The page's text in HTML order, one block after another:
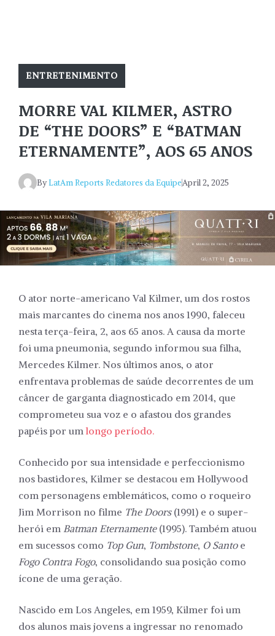
ENTRETENIMENTO
MORRE VAL KILMER, ASTRO
DE “THE DOORS” E “BATMAN
ETERNAMENTE”, AOS 65 ANOS
ByLatAm Reports Redatores da EquipeApril 2, 2025
O ator norte-americano Val Kilmer, um dos rostos
mais marcantes do cinema nos anos 1990, faleceu
nesta terça-feira, 2, aos 65 anos. A causa da morte
foi uma pneumonia, segundo informou sua filha,
Mercedes Kilmer. Nos últimos anos, o ator
enfrentava problemas de saúde decorrentes de um
câncer de garganta diagnosticado em 2014, que
comprometeu sua voz e o afastou dos grandes
papéis por um longo período.
Conhecido por sua intensidade e perfeccionismo
nos bastidores, Kilmer se destacou em Hollywood
com personagens emblemáticos, como o roqueiro
Jim Morrison no filme The Doors(1991) e o super-
herói em Batman Eternamente(1995). Também atuou
em sucessos como Top Gun, Tombstone, O Santoe
Fogo Contra Fogo, consolidando sua posição como
ícone de uma geração.
Nascido em Los Angeles, em 1959, Kilmer foi um
dos alunos mais jovens a ingressar no renomado